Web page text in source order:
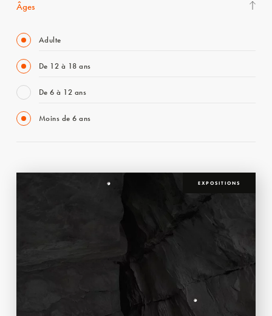
Âges
Adulte
De 12 à 18 ans
De 6 à 12 ans
Moins de 6 ans
EXPOSITIONS